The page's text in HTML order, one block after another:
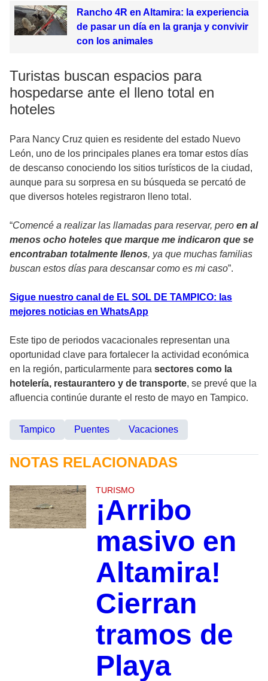
Rancho 4R en Altamira: la experiencia
de pasar un día en la granja y convivir
con los animales
Turistas buscan espacios para
hospedarse ante el lleno total en
hoteles
Para Nancy Cruz quien es residente del estado Nuevo
León, uno de los principales planes era tomar estos días
de descanso conociendo los sitios turísticos de la ciudad,
aunque para su sorpresa en su búsqueda se percató de
que diversos hoteles registraron lleno total.
“Comencé a realizar las llamadas para reservar, pero en al
menos ocho hoteles que marque me indicaron que se
encontraban totalmente llenos, ya que muchas familias
buscan estos días para descansar como es mi caso”.
Sigue nuestro canal de EL SOL DE TAMPICO: las
mejores noticias en WhatsApp
Este tipo de periodos vacacionales representan una
oportunidad clave para fortalecer la actividad económica
en la región, particularmente para sectores como la
hotelería, restaurantero y de transporte, se prevé que la
afluencia continúe durante el resto de mayo en Tampico.
Tampico Puentes Vacaciones
NOTAS RELACIONADAS
TURISMO
¡Arribo
masivo en
Altamira!
Cierran
tramos de
Playa